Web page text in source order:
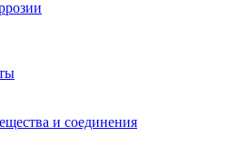
и соединения